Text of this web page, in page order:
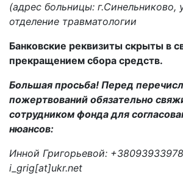
(адрес больницы: г.Синельниково,
отделение травматологии
Банковские реквизиты скрыты в
прекращением сбора средств.
Большая просьба! Перед
пожертвований обязательно
сотрудником фонда для
нюансов:
Инной Григорьевой:
i_grig[at]ukr.net